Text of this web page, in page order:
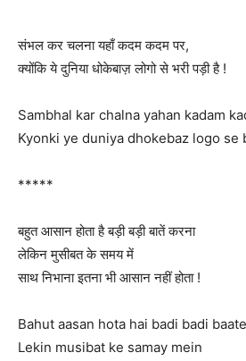
संभल कर चलना यहाँ कदम कदम पर,
क्योंकि ये दुनिया धोकेबाज़ लोगो से भरी पड़ी है !
Sambhal kar chalna yahan kadam
Kyonki ye duniya dhokebaz logo se
*****
बहुत आसान होता है बड़ी बड़ी बातें करना
लेकिन मुसीबत के समय में
साथ निभाना इतना भी आसान नहीं होता !
Bahut aasan hota hai badi badi
Lekin musibat ke samay mein